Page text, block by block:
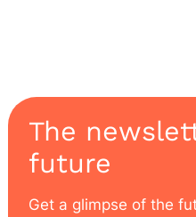
The
future
Get a glimpse of the